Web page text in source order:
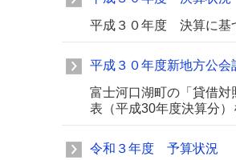
平成３０年度 決算に基
平成３０年度新地方公
富士河口湖町の「貸借
表（平成30年度決算分）
令和３年度 予算状況